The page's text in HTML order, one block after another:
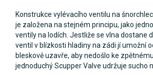
Konstrukce vylévacího ventilu na
je založena na stejném principu, jako
ventily na lodích. Jestliže se vlna dostane
ventil v blízkosti hladiny na zádi jí umožní
bleskově uzavře, aby nedošlo ke
jednoduchý Scupper Valve udržuje sucho